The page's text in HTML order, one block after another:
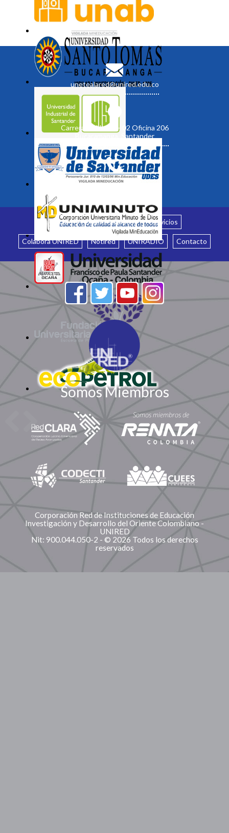
unetealared@unired.edu.co
Carrera 19 No. 35 - 02 Oficina 206
Bucaramanga, Santander
Inicio ¿Quiénes somos? Servicios
Colabora UNIRED Notired UNIRADIO Contacto
Somos Miembros
Corporación Red de Instituciones de Educación
Investigación y Desarrollo del Oriente Colombiano -
UNIRED
Nit: 900.044.050-2 - © 2026 Todos los derechos
reservados